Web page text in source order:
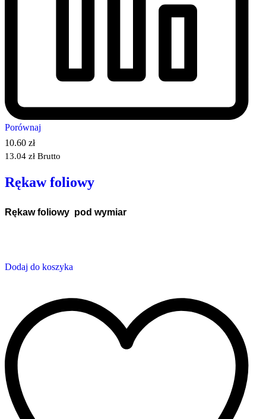
Porównaj
10.60 zł
13.04 zł Brutto
Rękaw foliowy
Rękaw foliowy pod wymiar
Dodaj do koszyka